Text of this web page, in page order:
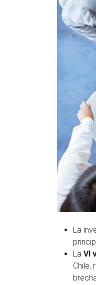
La
La VI
Chile,